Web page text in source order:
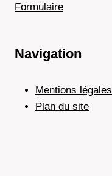
Formulaire
Navigation
Mentions légales
Plan du site